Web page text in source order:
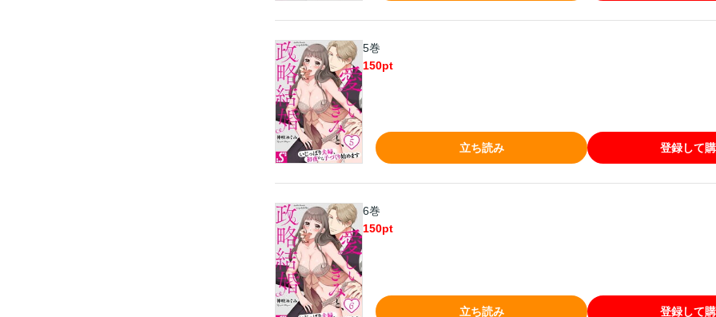
5巻
150pt
立ち読み 登録して
6巻
150pt
立ち読み 登録して